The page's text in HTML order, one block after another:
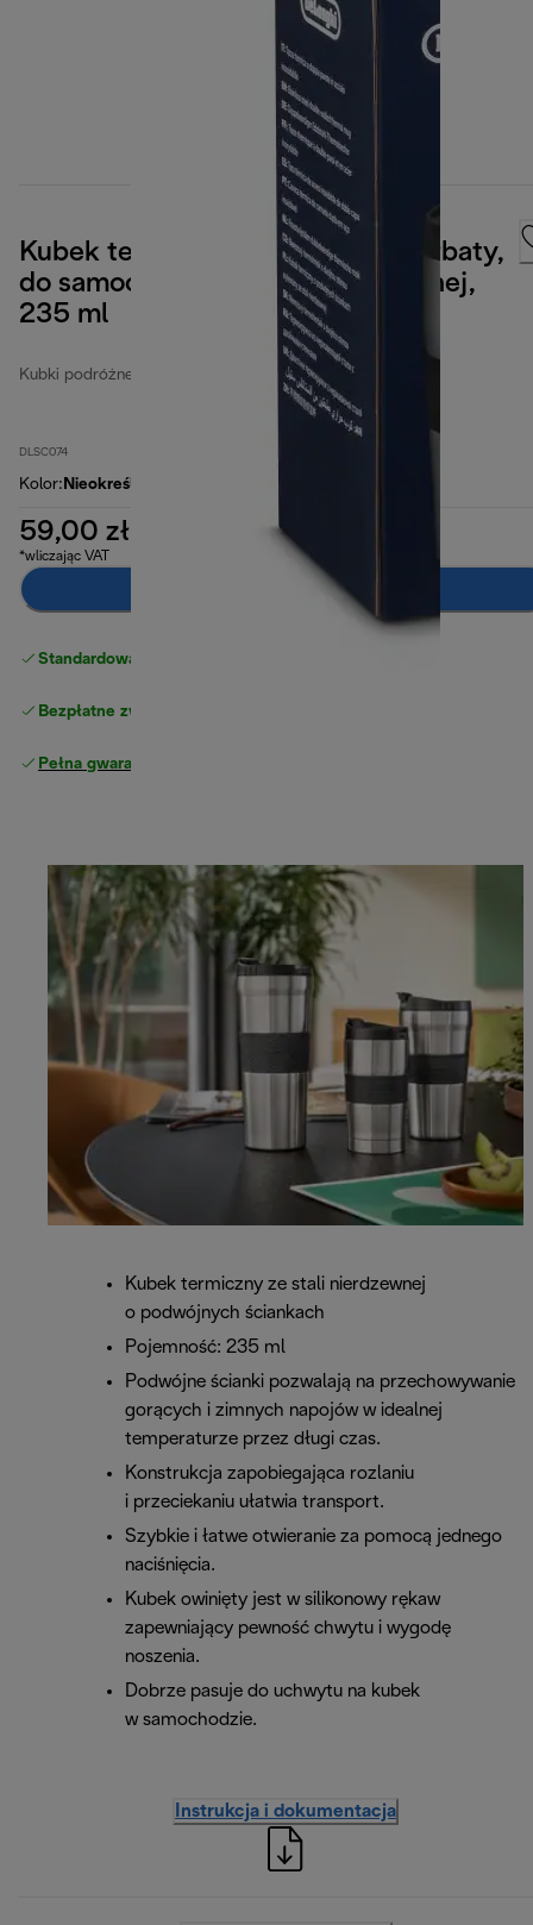
Kubek termiczny do kawy lub herbaty,
do samochodu, ze stali nierdzewnej,
235 ml
Kubki podróżne
DLSC074
Kolor: Nieokreślone
59,00 zł
*wliczając VAT
Dodaj do koszyka
Standardowa bezpłatna dostawa
Bezpłatne zwroty
Pełna gwarancja producenta
Kubek termiczny ze stali nierdzewnej
o podwójnych ściankach
Pojemność: 235 ml
Podwójne ścianki pozwalają na przechowywanie
gorących i zimnych napojów w idealnej
temperaturze przez długi czas.
Konstrukcja zapobiegająca rozlaniu
i przeciekaniu ułatwia transport.
Szybkie i łatwe otwieranie za pomocą jednego
naciśnięcia.
Kubek owinięty jest w silikonowy rękaw
zapewniający pewność chwytu i wygodę
noszenia.
Dobrze pasuje do uchwytu na kubek
w samochodzie.
Instrukcja i dokumentacja